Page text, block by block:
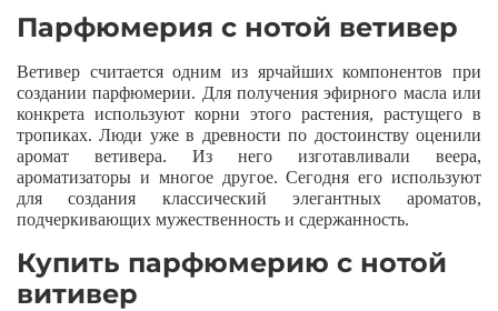
Парфюмерия с нотой ветивер
Ветивер считается одним из ярчайших компонентов при
создании парфюмерии. Для получения эфирного масла или
конкрета используют корни этого растения, растущего в
тропиках. Люди уже в древности по достоинству оценили
аромат ветивера. Из него изготавливали веера,
ароматизаторы и многое другое. Сегодня его используют
для создания классический элегантных ароматов,
подчеркивающих мужественность и сдержанность.
Купить парфюмерию с нотой
витивер